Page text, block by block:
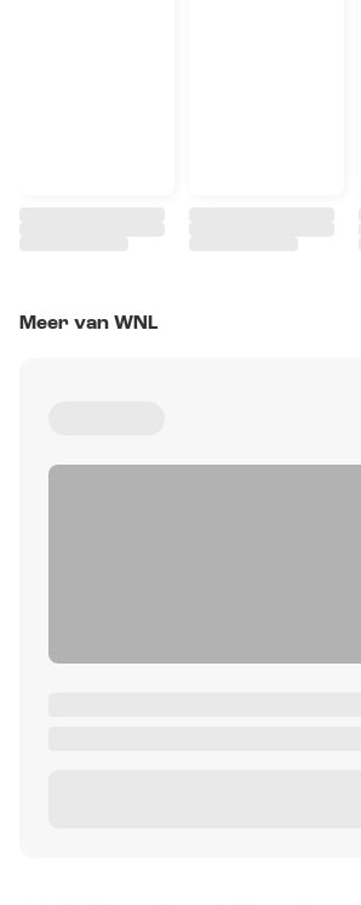
Meer van WNL